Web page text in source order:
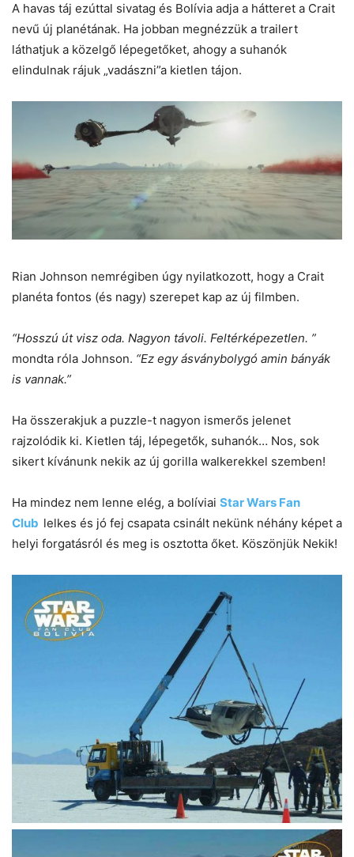
A havas táj ezúttal sivatag és Bolívia adja a hátteret a Crait
nevű új planétának. Ha jobban megnézzük a trailert
láthatjuk a közelgő lépegetőket, ahogy a suhanók
elindulnak rájuk „vadászni”a kietlen tájon.
Rian Johnson nemrégiben úgy nyilatkozott, hogy a Crait
planéta fontos (és nagy) szerepet kap az új filmben.
“Hosszú út visz oda. Nagyon távoli. Feltérképezetlen. ”
mondta róla Johnson. “Ez egy ásványbolygó amin bányák
is vannak.”
Ha összerakjuk a puzzle-t nagyon ismerős jelenet
rajzolódik ki. Kietlen táj, lépegetők, suhanók… Nos, sok
sikert kívánunk nekik az új gorilla walkerekkel szemben!
Ha mindez nem lenne elég, a bolíviai Star Wars Fan
Club lelkes és jó fej csapata csinált nekünk néhány képet a
helyi forgatásról és meg is osztotta őket. Köszönjük Nekik!